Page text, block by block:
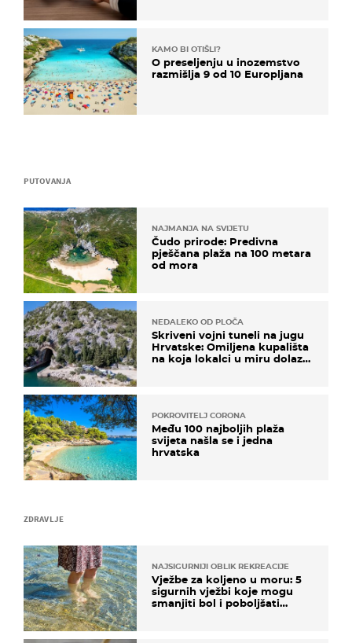
ZDRAVLJE
NAJSIGURNIJI OBLIK REKREACIJE
Vježbe za koljeno u moru: 5
sigurnih vježbi koje mogu
smanjiti bol i poboljšati
PUTOVANJA
NAJMANJA NA SVIJETU
Čudo prirode: Predivna
pješčana plaža na 100 metara
od mora
NEDALEKO OD PLOČA
Skriveni vojni tuneli na jugu
Hrvatske: Omiljena kupališta
na koja lokalci u miru dolaze
POKROVITELJ CORONA
Među 100 najboljih plaža
svijeta našla se i jedna
hrvatska
KAMO BI OTIŠLI?
O preseljenju u inozemstvo
razmišlja 9 od 10 Europljana